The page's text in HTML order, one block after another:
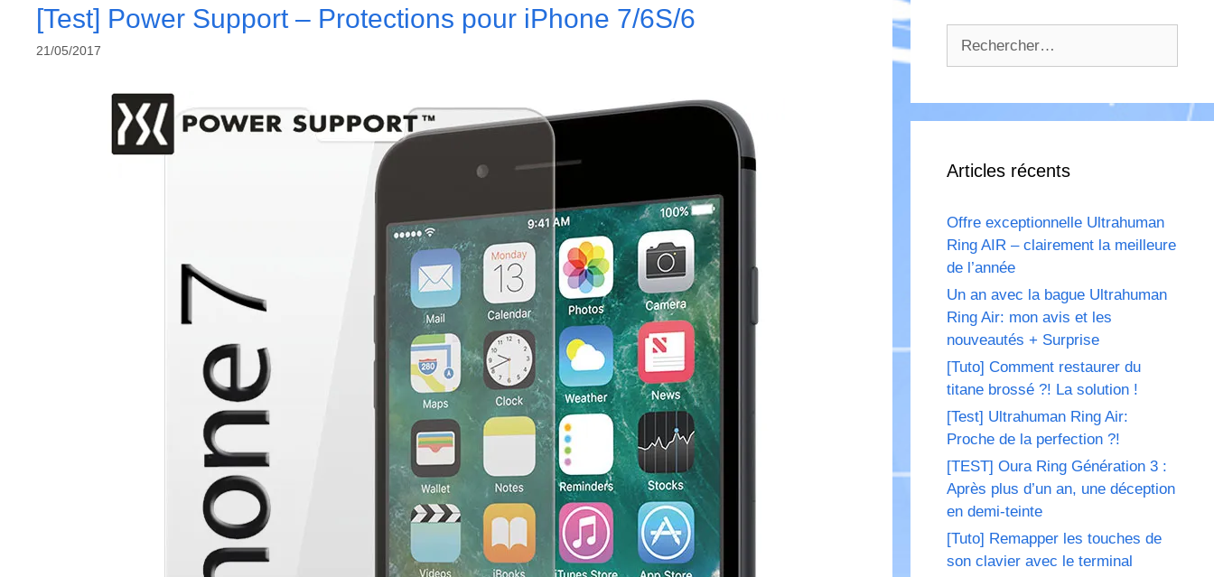
[Test] Power Support – Protections pour iPhone 7/6S/6
21/05/2017
Articles récents
Offre exceptionnelle Ultrahuman
Ring AIR – clairement la meilleure
de l’année
Un an avec la bague Ultrahuman
Ring Air: mon avis et les
nouveautés + Surprise
[Tuto] Comment restaurer du
titane brossé ?! La solution !
[Test] Ultrahuman Ring Air:
Proche de la perfection ?!
[TEST] Oura Ring Génération 3 :
Après plus d’un an, une déception
en demi-teinte
[Tuto] Remapper les touches de
son clavier avec le terminal